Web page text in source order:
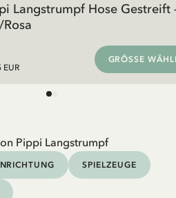
Langstrumpf Hose Gestreift
EUR
GRÖSSE
Pippi Langstrumpf
SPIELZEUGE